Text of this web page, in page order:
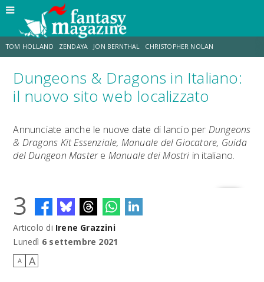
TOM HOLLAND ZENDAYA JON BERNTHAL CHRISTOPHER NOLAN
STRANIMONDI LUCCA COMICS & GAMES ODISSEA CHRIS MCKENNA
Dungeons & Dragons in Italiano:
il nuovo sito web localizzato
Annunciate anche le nuove date di lancio per Dungeons
& Dragons Kit Essenziale, Manuale del Giocatore, Guida
del Dungeon Mastere Manuale dei Mostri in italiano.
3
Articolo di Irene Grazzini
Lunedì 6 settembre 2021
A A